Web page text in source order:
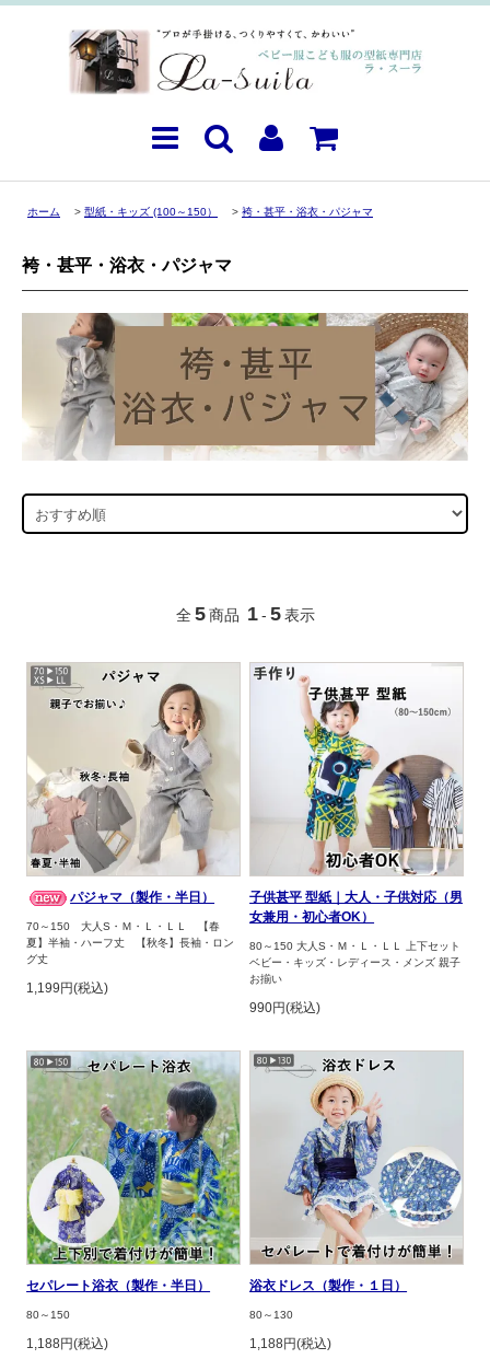
ホーム > 型紙・キッズ (100～150） > 袴・甚平・浴衣・パジャマ
袴・甚平・浴衣・パジャマ
全 5 商品 1 - 5 表示
パジャマ（製作・半日）
70～150 大人S・Ｍ・Ｌ・ＬＬ 【春
夏】半袖・ハーフ丈 【秋冬】長袖・ロン
グ丈
1,199円(税込)
子供甚平 型紙｜大人・子供対応（男
女兼用・初心者OK）
80～150 大人S・Ｍ・Ｌ・ＬＬ 上下セット
ベビー・キッズ・レディース・メンズ 親子
お揃い
990円(税込)
セパレート浴衣（製作・半日）
80～150
1,188円(税込)
浴衣ドレス（製作・１日）
80～130
1,188円(税込)